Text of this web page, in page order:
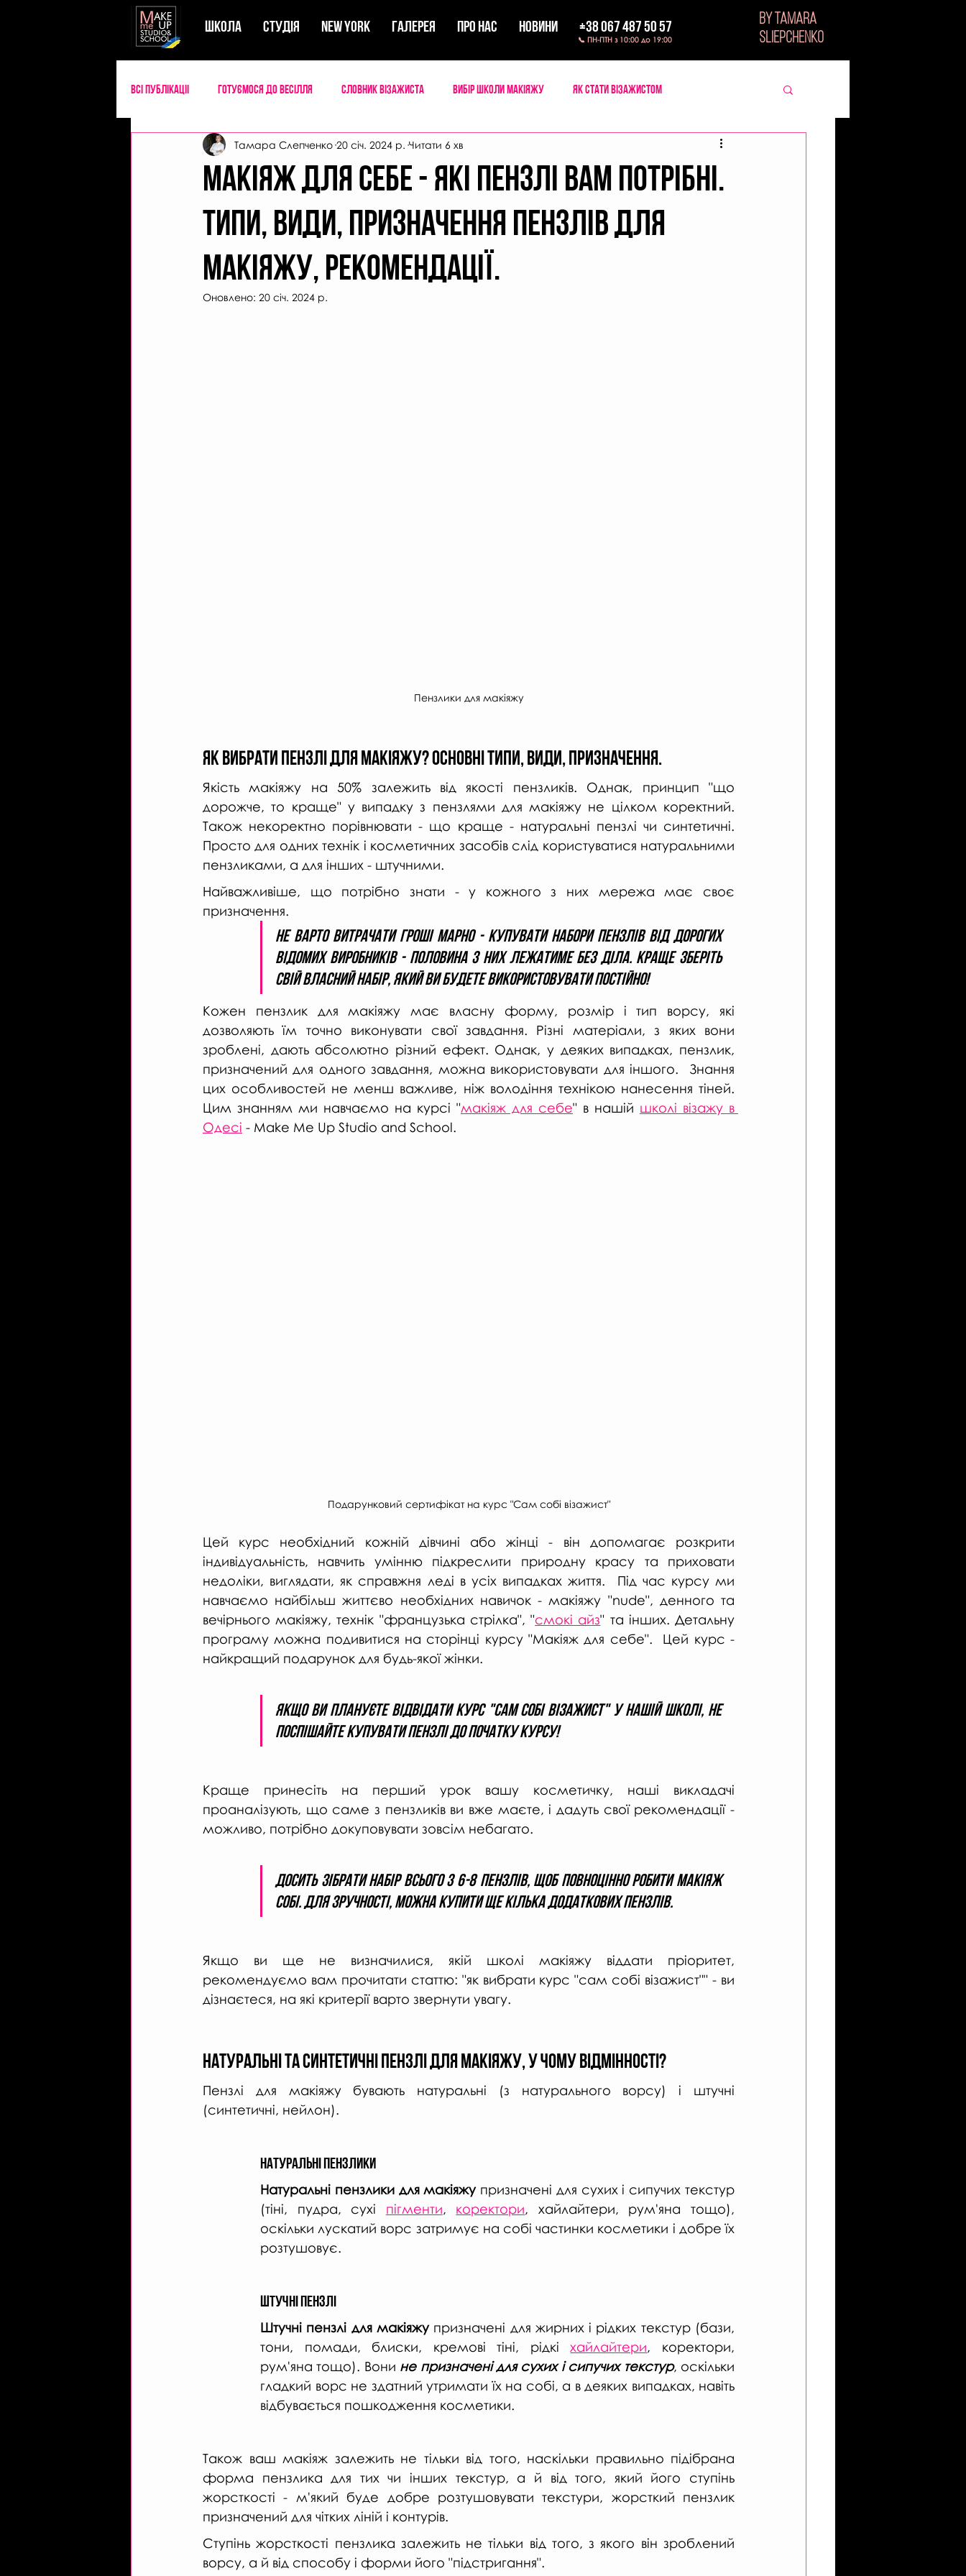
ШКОЛА СТУДIЯ New York ГАЛЕРЕЯ ПРО НАС НОВИНИ +38 067 487 50 57
📞 ПН-ПТН з 10:00 до 19:00
BY TAMARA
SLIEPCHENKO
Всі публікаціі Готуємося до весілля Словник візажиста Вибір школи макіяжу Як стати візажистом
Успішний майстер б'юті Секрети мейкап Мандри візажиста
Макіяж для себе - які пензлі вам потрібні.
типи, види, призначення пензлів для
макіяжу, рекомендації.
Тамара Слепченко 20 січ. 2024 р. Читати 6 хв
Оновлено: 20 січ. 2024 р.
Пензлики для макіяжу
ЯК ВИБРАТИ ПЕНЗЛІ ДЛЯ МАКІЯЖУ? Основні типи, види, призначення.
Якість макіяжу на 50% залежить від якості пензликів. Однак, принцип "що
дорожче, то краще" у випадку з пензлями для макіяжу не цілком коректний.
Також некоректно порівнювати - що краще - натуральні пензлі чи синтетичні.
Просто для одних технік і косметичних засобів слід користуватися натуральними
пензликами, а для інших - штучними.
Найважливіше, що потрібно знати - у кожного з них мережа має своє
призначення.
Не варто витрачати гроші марно - купувати набори пензлів від дорогих
відомих виробників - половина з них лежатиме без діла. Краще зберіть
свій власний набір, який ви будете використовувати постійно!
Кожен пензлик для макіяжу має власну форму, розмір і тип ворсу, які
дозволяють їм точно виконувати свої завдання. Різні матеріали, з яких вони
зроблені, дають абсолютно різний ефект. Однак, у деяких випадках, пензлик,
призначений для одного завдання, можна використовувати для іншого.  Знання
цих особливостей не менш важливе, ніж володіння технікою нанесення тіней.
Цим знанням ми навчаємо на курсі "макіяж для себе" в нашій школі візажу в
Одесі - Make Me Up Studio and School.
Подарунковий сертифікат на курс "Сам собі візажист"
Цей курс необхідний кожній дівчині або жінці - він допомагає розкрити
індивідуальність, навчить умінню підкреслити природну красу та приховати
недоліки, виглядати, як справжня леді в усіх випадках життя.  Під час курсу ми
навчаємо найбільш життєво необхідних навичок - макіяжу "nude", денного та
вечірнього макіяжу, технік "французька стрілка", "смокі айз" та інших. Детальну
програму можна подивитися на сторінці курсу "Макіяж для себе".  Цей курс -
найкращий подарунок для будь-якої жінки.
Якщо ви плануєте відвідати курс "Сам собі візажист" у нашій школі, не
поспішайте купувати пензлі до початку курсу!
Краще принесіть на перший урок вашу косметичку, наші викладачі
проаналізують, що саме з пензликів ви вже маєте, і дадуть свої рекомендації -
можливо, потрібно докуповувати зовсім небагато.
Досить зібрати набір всього з 6-8 пензлів, щоб повноцінно робити макіяж
собі. Для зручності, можна купити ще кілька додаткових пензлів.
Якщо ви ще не визначилися, якій школі макіяжу віддати пріоритет,
рекомендуємо вам прочитати статтю: "як вибрати курс "сам собі візажист"" - ви
дізнаєтеся, на які критерії варто звернути увагу.
Натуральні та синтетичні пензлі для макіяжу, у чому відмінності?
Пензлі для макіяжу бувають натуральні (з натурального ворсу) і штучні
(синтетичні, нейлон).
Натуральні пензлики
Натуральні пензлики для макіяжу призначені для сухих і сипучих текстур
(тіні, пудра, сухі пігменти, коректори, хайлайтери, рум'яна тощо),
оскільки лускатий ворс затримує на собі частинки косметики і добре їх
розтушовує.
Штучні пензлі
Штучні пензлі для макіяжу призначені для жирних і рідких текстур (бази,
тони, помади, блиски, кремові тіні, рідкі хайлайтери, коректори,
рум'яна тощо). Вони не призначені для сухих і сипучих текстур, оскільки
гладкий ворс не здатний утримати їх на собі, а в деяких випадках, навіть
відбувається пошкодження косметики.
Також ваш макіяж залежить не тільки від того, наскільки правильно підібрана
форма пензлика для тих чи інших текстур, а й від того, який його ступінь
жорсткості - м'який буде добре розтушовувати текстури, жорсткий пензлик
призначений для чітких ліній і контурів.
Ступінь жорсткості пензлика залежить не тільки від того, з якого він зроблений
ворсу, а й від способу і форми його "підстригання".